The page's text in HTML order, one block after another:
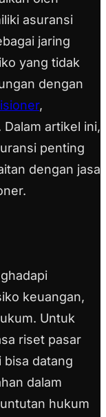
asuransi
jaring
yang tidak
dengan
,
artikel ini,
penting
dengan jasa
keuangan,
Untuk
riset pasar
bisa datang
dalam
hukum